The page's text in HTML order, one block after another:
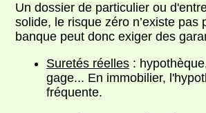
Un dossier de particulier ou
solide, le risque zéro n’existe pas
banque peut donc exiger des
Suretés réelles:
gage... En immobilier,
fréquente.